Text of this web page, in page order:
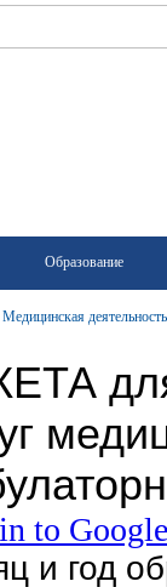
Образование
Медицинская деятельность